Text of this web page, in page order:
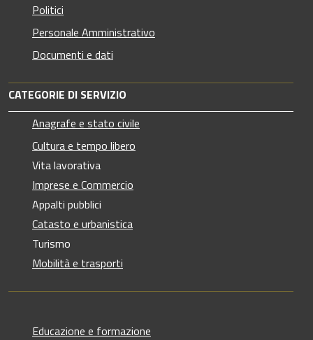
Politici
Personale Amministrativo
Documenti e dati
CATEGORIE DI SERVIZIO
Anagrafe e stato civile
Cultura e tempo libero
Vita lavorativa
Imprese e Commercio
Appalti pubblici
Catasto e urbanistica
Turismo
Mobilità e trasporti
Educazione e formazione